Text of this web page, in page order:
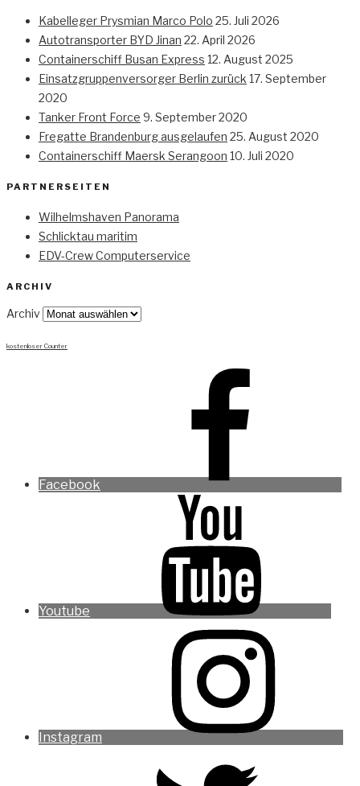
Kabelleger Prysmian Marco Polo 25. Juli 2026
Autotransporter BYD Jinan 22. April 2026
Containerschiff Busan Express 12. August 2025
Einsatzgruppenversorger Berlin zurück 17. September
2020
Tanker Front Force 9. September 2020
Fregatte Brandenburg ausgelaufen 25. August 2020
Containerschiff Maersk Serangoon 10. Juli 2020
PARTNERSEITEN
Wilhelmshaven Panorama
Schlicktau maritim
EDV-Crew Computerservice
ARCHIV
Archiv
kostenloser Counter
Facebook
Youtube
Instagram